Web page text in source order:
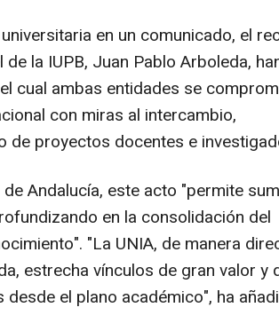
en un comunicado, el
la IUPB, Juan Pablo Arboleda,
cual ambas entidades se
con miras al intercambio,
de proyectos docentes e
Andalucía, este acto "permite
en la consolidación del
"La UNIA, de manera
estrecha vínculos de gran valor y
el plano académico", ha